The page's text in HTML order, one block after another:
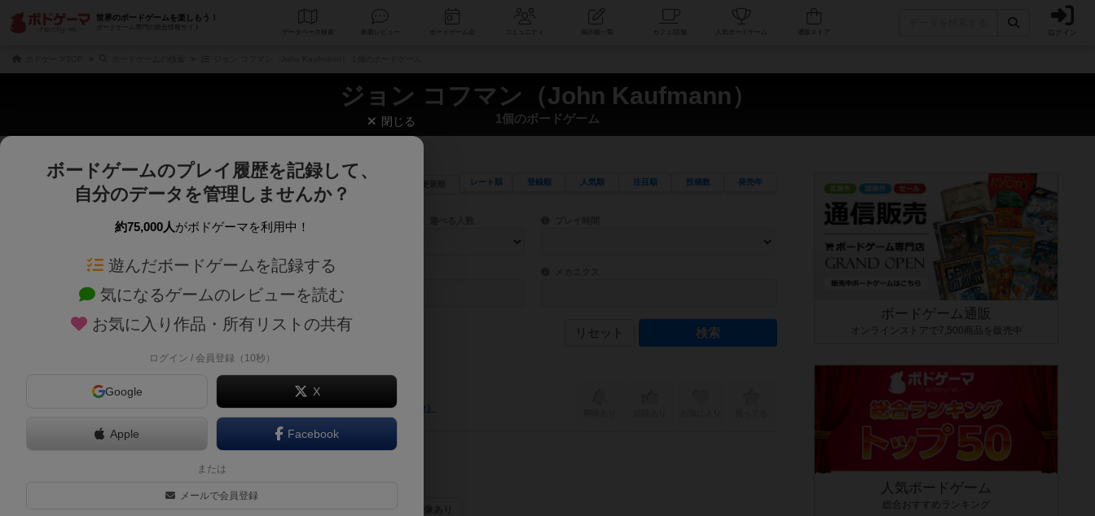
世界のボードゲームを楽しもう！
ボードゲーム専門の総合情報サイト
データベース コミュニティ 人気ボードゲーム ログイン
ジョン コフマン（John Kaufmann）
1個のボードゲーム
じっくり表示 さくさく表示 レート順 登録順 人気順 注目順 投稿数 発売年
商品名、商品説明文、デザイナー名、テーマ名、メカニクス名を対象にフリーワード検索ができます。
ゲームデザイナー名を指定して検索できます。
ゲームデザイナー 目安となる所要時間を指定することができます。マニュアルを読む時間や参加者へのルール説明時間は含まれていないため、初めて
対象年齢を指定します。 世界観や登場人物などモチーフ・ストーリーを指定することができます。直感的にゲームシステムを理解できるよう、中世ファンタジー・クッキング・海賊同士の対決など、ゲームコンセプトを絞
テーマ/フレーバー ゲーム性を構成するコアシステムです。主にボードゲームに慣れている方向けの絞込機能です。例えば「ダイスロール」はランダ
リセット
ニューヨーク・スライス / ニューヨークスライスピザ（New York Slice）
30分前後
画像あり
ボードゲーム通販
オンラインストアで7,500商品を販売中
人気ボードゲーム
総合おすすめランキング
閉じる
ボードゲームのプレイ履歴を記録して、
自分のデータを管理しませんか？
約75,000人がボドゲーマを利用中！
遊んだボードゲームを記録する
気になるゲームのレビューを読む
お気に入り作品・所有リストの共有
ログイン / 会員登録（10秒）
Google X
Apple Facebook
または
メールで会員登録